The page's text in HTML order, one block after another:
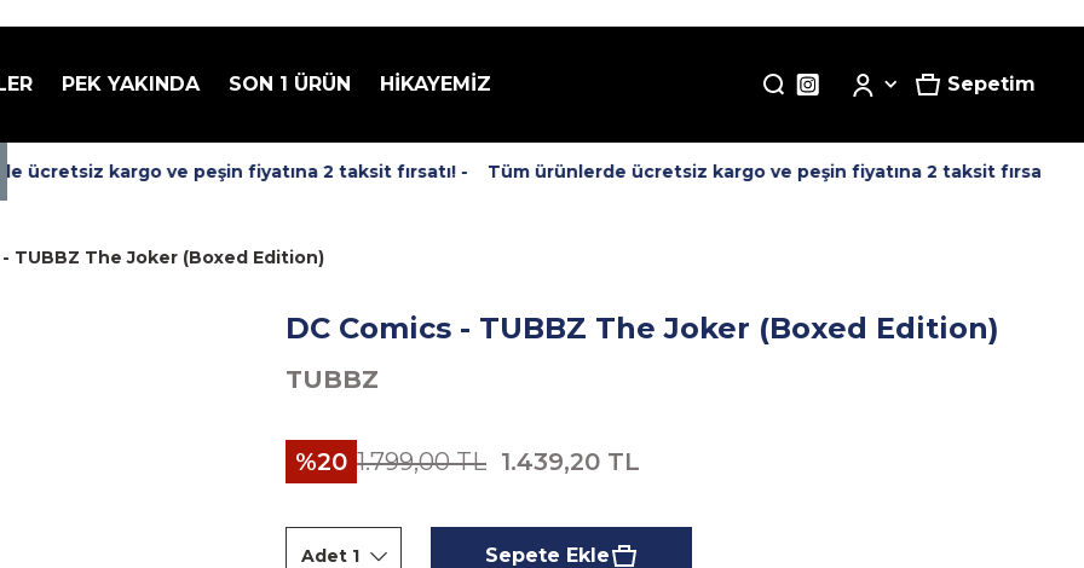
PEK YAKINDA SON 1 ÜRÜN HİKAYEMİZ Sepetim
ücretsiz kargo ve peşin fiyatına 2 taksit fırsatı! - Tüm ürünlerde ücretsiz kargo ve peşin fiyatına 2 taksit fırsatı! -
- TUBBZ The Joker (Boxed Edition)
DC Comics - TUBBZ The Joker (Boxed Edition)
TUBBZ
%20 1.799,00 TL 1.439,20 TL
Sepete Ekle